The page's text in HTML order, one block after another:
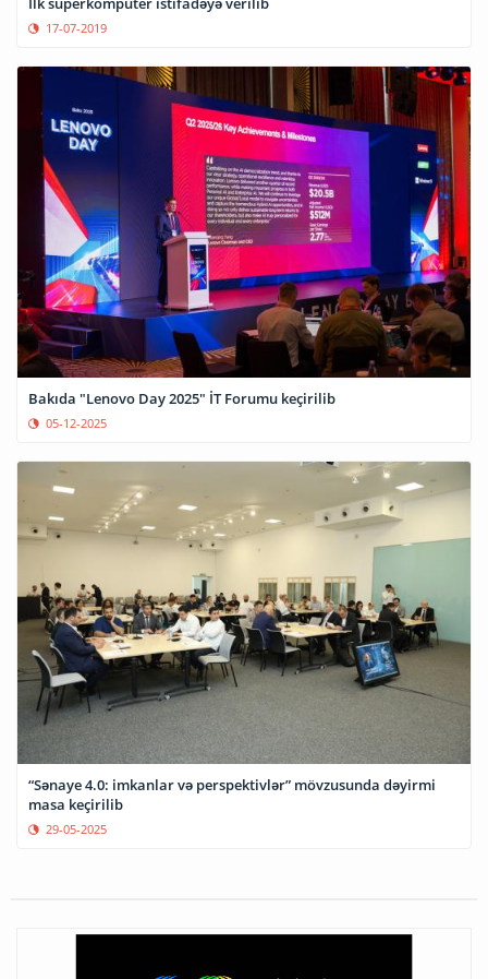
17-07-2019
Bakıda "Lenovo Day 2025" İT Forumu keçirilib
05-12-2025
“Sənaye 4.0: imkanlar və perspektivlər” mövzusunda dəyirmi
masa keçirilib
29-05-2025